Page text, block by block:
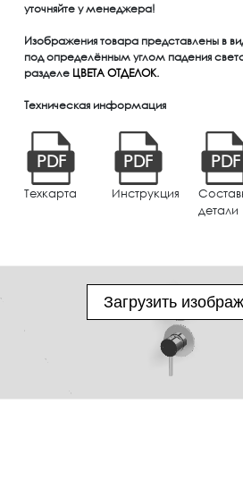
уточняйте у менеджера!
Изображения товара представлены в
под определённым углом падения
разделе ЦВЕТА ОТДЕЛОК.
Техническая информация
PDF
Техкарта
PDF
Инструкция
PDF
детали